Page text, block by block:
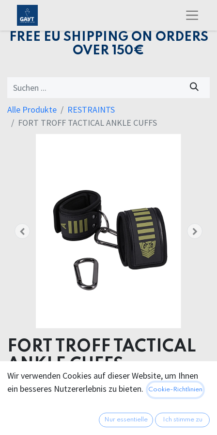
FREE EU SHIPPING ON ORDERS
OVER 150€
Alle Produkte
RESTRAINTS
FORT TROFF TACTICAL ANKLE CUFFS
FORT TROFF TACTICAL
ANKLE CUFFS
NEOPREN STEEL
Product diameter 6.90 cm
Wir verwenden Cookies auf dieser Website, um Ihnen
ein besseres Nutzererlebnis zu bieten.
Cookie-Richtlinien
Nur essentielle Ich stimme zu